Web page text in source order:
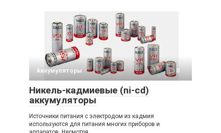
Аккумуляторы 0
Никель-кадмиевые (ni-cd)
аккумуляторы
Источники питания с электродом из кадмия
используются для питания многих приборов и